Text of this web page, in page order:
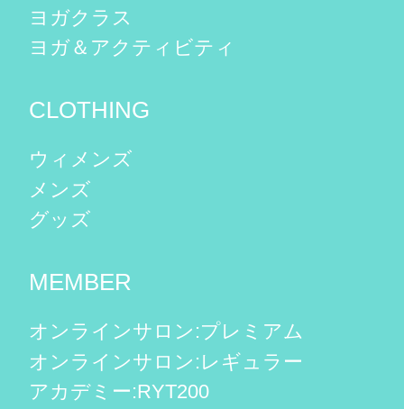
ヨガクラス
ヨガ＆アクティビティ
CLOTHING
ウィメンズ
メンズ
グッズ
MEMBER
オンラインサロン:プレミアム
オンラインサロン:レギュラー
アカデミー:RYT200